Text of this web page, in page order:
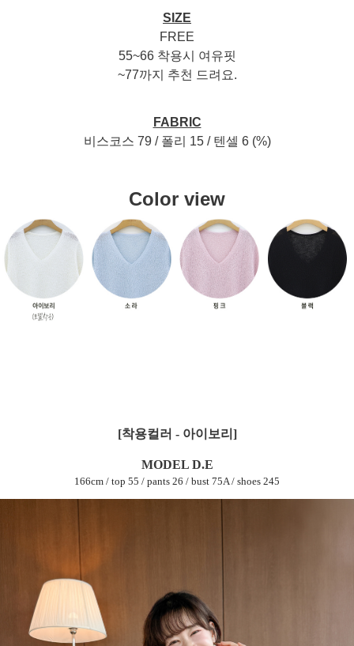
SIZE
FREE
55~66 착용시 여유핏
~77까지 추천 드려요.
FABRIC
비스코스 79 / 폴리 15 / 텐셀 6 (%)
Color view
[착용컬러 - 아이보리]
MODEL D.E
166cm / top 55 / pants 26 / bust 75A / shoes 245